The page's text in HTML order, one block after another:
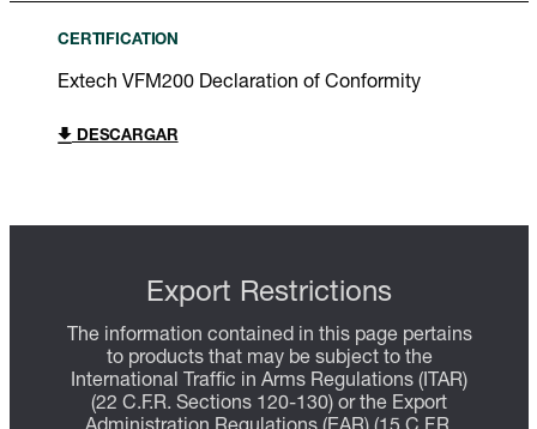
CERTIFICATION
Extech VFM200 Declaration of Conformity
DESCARGAR
Export Restrictions
The information contained in this page pertains
to products that may be subject to the
International Traffic in Arms Regulations (ITAR)
(22 C.F.R. Sections 120-130) or the Export